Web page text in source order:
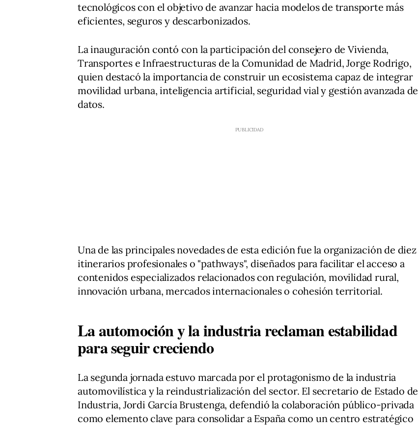
tecnológicos con el objetivo de avanzar hacia modelos de transporte más
eficientes, seguros y descarbonizados.
La inauguración contó con la participación del consejero de Vivienda,
Transportes e Infraestructuras de la Comunidad de Madrid, Jorge Rodrigo,
quien destacó la importancia de construir un ecosistema capaz de integrar
movilidad urbana, inteligencia artificial, seguridad vial y gestión avanzada de
datos.
Una de las principales novedades de esta edición fue la organización de diez
itinerarios profesionales o "pathways", diseñados para facilitar el acceso a
contenidos especializados relacionados con regulación, movilidad rural,
innovación urbana, mercados internacionales o cohesión territorial.
La automoción y la industria reclaman estabilidad
para seguir creciendo
La segunda jornada estuvo marcada por el protagonismo de la industria
automovilística y la reindustrialización del sector. El secretario de Estado de
Industria, Jordi García Brustenga, defendió la colaboración público-privada
como elemento clave para consolidar a España como un centro estratégico